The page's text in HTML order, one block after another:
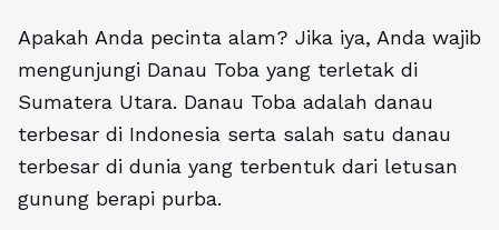
Apakah Anda pecinta alam? Jika iya, Anda wajib
mengunjungi Danau Toba yang terletak di
Sumatera Utara. Danau Toba adalah danau
terbesar di Indonesia serta salah satu danau
terbesar di dunia yang terbentuk dari letusan
gunung berapi purba.